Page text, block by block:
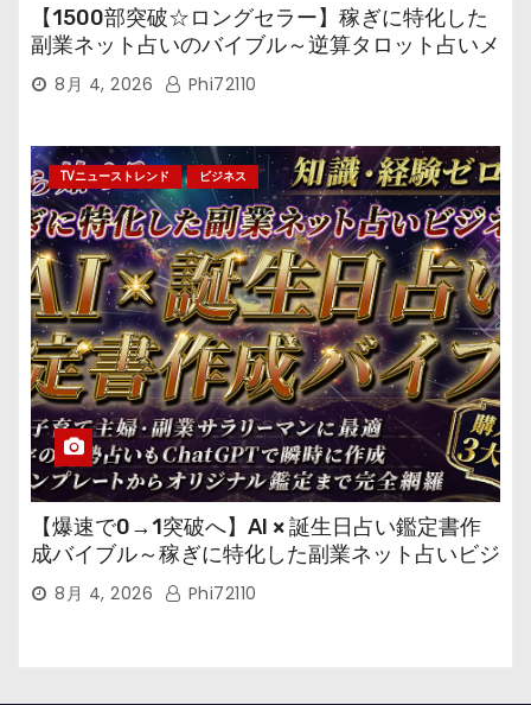
【1500部突破☆ロングセラー】稼ぎに特化した
副業ネット占いのバイブル～逆算タロット占いメ
ール鑑定マニュアル～
8月 4, 2026 Phi72110
TVニューストレンド ビジネス
【爆速で0→1突破へ】AI × 誕生日占い鑑定書作
成バイブル～稼ぎに特化した副業ネット占いビジ
ネス8月 4, 2026 Phi72110